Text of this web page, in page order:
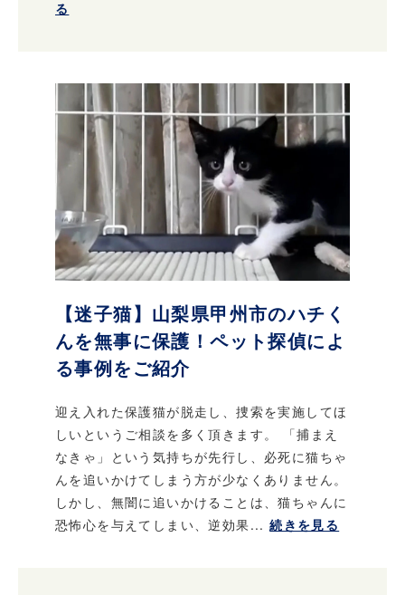
る
【迷子猫】山梨県甲州市のハチく
んを無事に保護！ペット探偵によ
る事例をご紹介
迎え入れた保護猫が脱走し、捜索を実施してほ
しいというご相談を多く頂きます。 「捕まえ
なきゃ」という気持ちが先行し、必死に猫ちゃ
んを追いかけてしまう方が少なくありません。
しかし、無闇に追いかけることは、猫ちゃんに
恐怖心を与えてしまい、逆効果...続きを見る